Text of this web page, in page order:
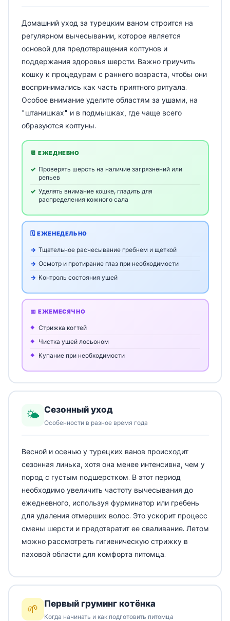
Домашний уход за турецким ваном строится на
регулярном вычесывании, которое является
основой для предотвращения колтунов и
поддержания здоровья шерсти. Важно приучить
кошку к процедурам с раннего возраста, чтобы они
воспринимались как часть приятного ритуала.
Особое внимание уделите областям за ушами, на
"штанишках" и в подмышках, где чаще всего
образуются колтуны.
📆 ЕЖЕДНЕВНО
Проверять шерсть на наличие загрязнений или
репьев
Уделять внимание кошке, гладить для
распределения кожного сала
🗓️ ЕЖЕНЕДЕЛЬНО
Тщательное расчесывание гребнем и щеткой
Осмотр и протирание глаз при необходимости
Контроль состояния ушей
📅 ЕЖЕМЕСЯЧНО
Стрижка когтей
Чистка ушей лосьоном
Купание при необходимости
🌤️ Сезонный уход
Особенности в разное время года
Весной и осенью у турецких ванов происходит
сезонная линька, хотя она менее интенсивна, чем у
пород с густым подшерстком. В этот период
необходимо увеличить частоту вычесывания до
ежедневного, используя фурминатор или гребень
для удаления отмерших волос. Это ускорит процесс
смены шерсти и предотвратит ее сваливание. Летом
можно рассмотреть гигиеническую стрижку в
паховой области для комфорта питомца.
🌱 Первый груминг котёнка
Когда начинать и как подготовить питомца